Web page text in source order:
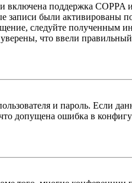
поддержка COPPA
были активированы
следуйте полученным
что ввели правильный
и пароль. Если
допущена ошибка в